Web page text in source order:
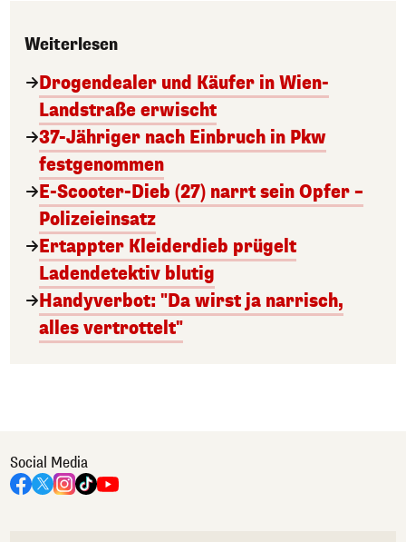
Weiterlesen
Drogendealer und Käufer in Wien-
Landstraße erwischt
37-Jähriger nach Einbruch in Pkw
festgenommen
E-Scooter-Dieb (27) narrt sein Opfer –
Polizeieinsatz
Ertappter Kleiderdieb prügelt
Ladendetektiv blutig
Handyverbot: "Da wirst ja narrisch,
alles vertrottelt"
Social Media